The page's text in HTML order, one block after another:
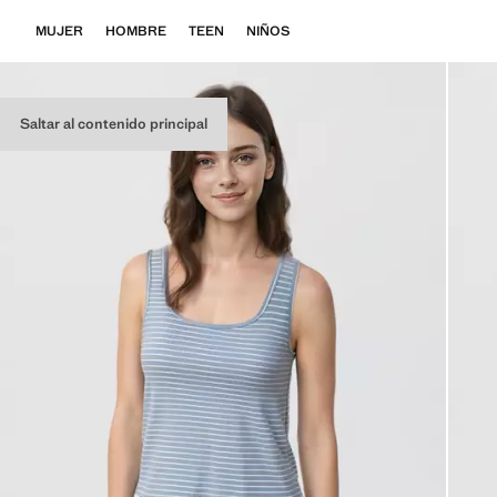
Saltar al contenido principal
MUJER HOMBRE TEEN NIÑOS